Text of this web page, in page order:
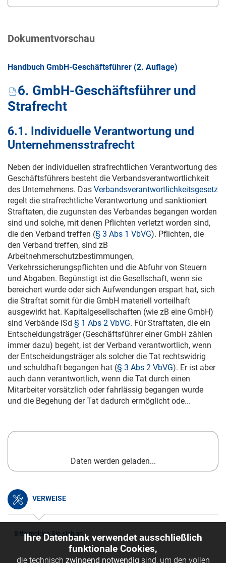
Dokumentvorschau
Handbuch GmbH-Geschäftsführer (2. Auflage)
6. GmbH-Geschäftsführer und
Strafrecht
6.1. Individuelle Verantwortung und
Unternehmensstrafrecht
Neben der individuellen strafrechtlichen Verantwortung des
Geschäftsführers besteht die Verbandsverantwortlichkeit
des Unternehmens. Das Verbandsverantwortlichkeitsgesetz
regelt die strafrechtliche Verantwortung und sanktioniert
Straftaten, die zugunsten des Verbandes begangen worden
sind und solche, mit denen Pflichten verletzt worden sind,
die den Verband treffen (§ 3 Abs 1 VbVG). Pflichten, die
den Verband treffen, sind zB
Arbeitnehmerschutzbestimmungen,
Verkehrssicherungspflichten und die Abfuhr von Steuern
und Abgaben. Begünstigt ist die Gesellschaft, wenn sie
bereichert wurde oder sich Aufwendungen erspart hat, sich
die Straftat somit für die GmbH materiell vorteilhaft
ausgewirkt hat. Kapitalgesellschaften (wie zB eine GmbH)
sind Verbände iSd § 1 Abs 2 VbVG. Für Straftaten, die ein
Entscheidungsträger (Geschäftsführer einer GmbH zählen
immer dazu) begeht, ist der Verband verantwortlich, wenn
der Entscheidungsträger als solcher die Tat rechtswidrig
und schuldhaft begangen hat (§ 3 Abs 2 VbVG). Er ist aber
auch dann verantwortlich, wenn die Tat durch einen
Mitarbeiter vorsätzlich oder fahrlässig begangen wurde
und die Begehung der Tat dadurch ermöglicht ode...
Daten werden geladen...
VERWEISE
Bitte melden Sie sich an.
Ihre Datenbank verwendet ausschließlich
funktionale Cookies,
die technisch zwingend notwendig sind, um den vollen